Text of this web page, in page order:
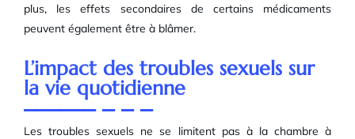
plus, les effets secondaires de certains médicaments
peuvent également être à blâmer.
L’impact des troubles sexuels sur
la vie quotidienne
Les troubles sexuels ne se limitent pas à la chambre à